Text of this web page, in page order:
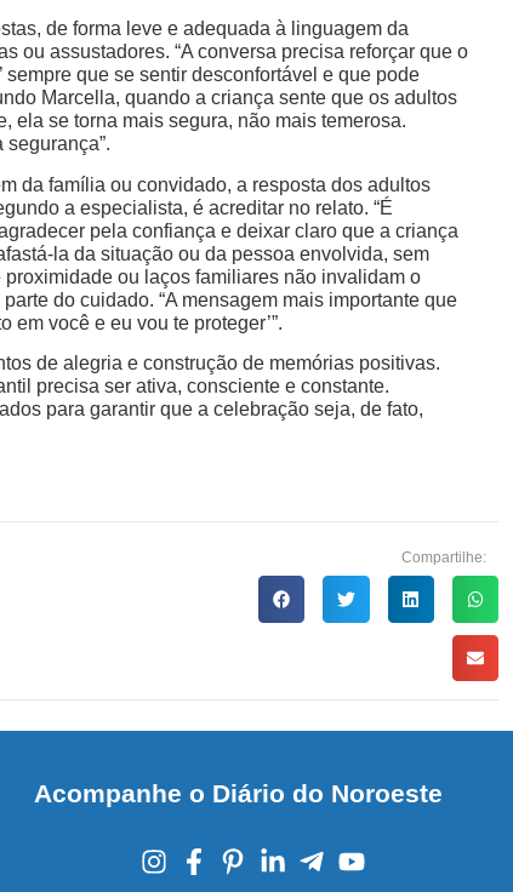
de forma leve e adequada à linguagem da
ou assustadores. “A conversa precisa reforçar que o
que se sentir desconfortável e que pode
Marcella, quando a criança sente que os adultos
ela se torna mais segura, não mais temerosa.
da família ou convidado, a resposta dos adultos
a especialista, é acreditar no relato. “É
pela confiança e deixar claro que a criança
la da situação ou da pessoa envolvida, sem
ou laços familiares não invalidam o
do cuidado. “A mensagem mais importante que
em você e eu vou te proteger’”.
de alegria e construção de memórias positivas.
precisa ser ativa, consciente e constante.
para garantir que a celebração seja, de fato,
Compartilhe:
Acompanhe o Diário do Noroeste